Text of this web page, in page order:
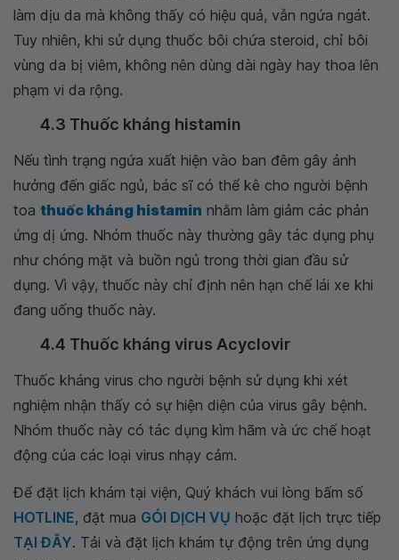
làm dịu da mà không thấy có hiệu quả, vẫn ngứa ngát.
Tuy nhiên, khi sử dụng thuốc bôi chứa steroid, chỉ bôi
vùng da bị viêm, không nên dùng dài ngày hay thoa lên
phạm vi da rộng.
4.3 Thuốc kháng histamin
Nếu tình trạng ngứa xuất hiện vào ban đêm gây ảnh
hưởng đến giấc ngủ, bác sĩ có thể kê cho người bệnh
toa thuốc kháng histamin nhằm làm giảm các phản
ứng dị ứng. Nhóm thuốc này thường gây tác dụng phụ
như chóng mặt và buồn ngủ trong thời gian đầu sử
dụng. Vì vậy, thuốc này chỉ định nên hạn chế lái xe khi
đang uống thuốc này.
4.4 Thuốc kháng virus Acyclovir
Thuốc kháng virus cho người bệnh sử dụng khi xét
nghiệm nhận thấy có sự hiện diện của virus gây bệnh.
Nhóm thuốc này có tác dụng kìm hãm và ức chế hoạt
động của các loại virus nhạy cảm.
Để đặt lịch khám tại viện, Quý khách vui lòng bấm số
HOTLINE, đặt mua GÓI DỊCH VỤ hoặc đặt lịch trực tiếp
TẠI ĐÂY. Tải và đặt lịch khám tự động trên ứng dụng